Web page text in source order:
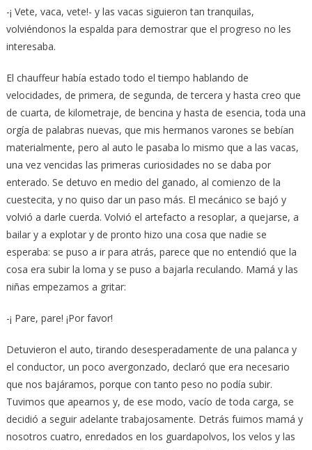
-¡ Vete, vaca, vete!- y las vacas siguieron tan tranquilas,
volviéndonos la espalda para demostrar que el progreso no les
interesaba.
El chauffeur había estado todo el tiempo hablando de
velocidades, de primera, de segunda, de tercera y hasta creo que
de cuarta, de kilometraje, de bencina y hasta de esencia, toda una
orgía de palabras nuevas, que mis hermanos varones se bebían
materialmente, pero al auto le pasaba lo mismo que a las vacas,
una vez vencidas las primeras curiosidades no se daba por
enterado. Se detuvo en medio del ganado, al comienzo de la
cuestecita, y no quiso dar un paso más. El mecánico se bajó y
volvió a darle cuerda. Volvió el artefacto a resoplar, a quejarse, a
bailar y a explotar y de pronto hizo una cosa que nadie se
esperaba: se puso a ir para atrás, parece que no entendió que la
cosa era subir la loma y se puso a bajarla reculando. Mamá y las
niñas empezamos a gritar:
-¡ Pare, pare! ¡Por favor!
Detuvieron el auto, tirando desesperadamente de una palanca y
el conductor, un poco avergonzado, declaró que era necesario
que nos bajáramos, porque con tanto peso no podía subir.
Tuvimos que apearnos y, de ese modo, vacío de toda carga, se
decidió a seguir adelante trabajosamente. Detrás fuimos mamá y
nosotros cuatro, enredados en los guardapolvos, los velos y las